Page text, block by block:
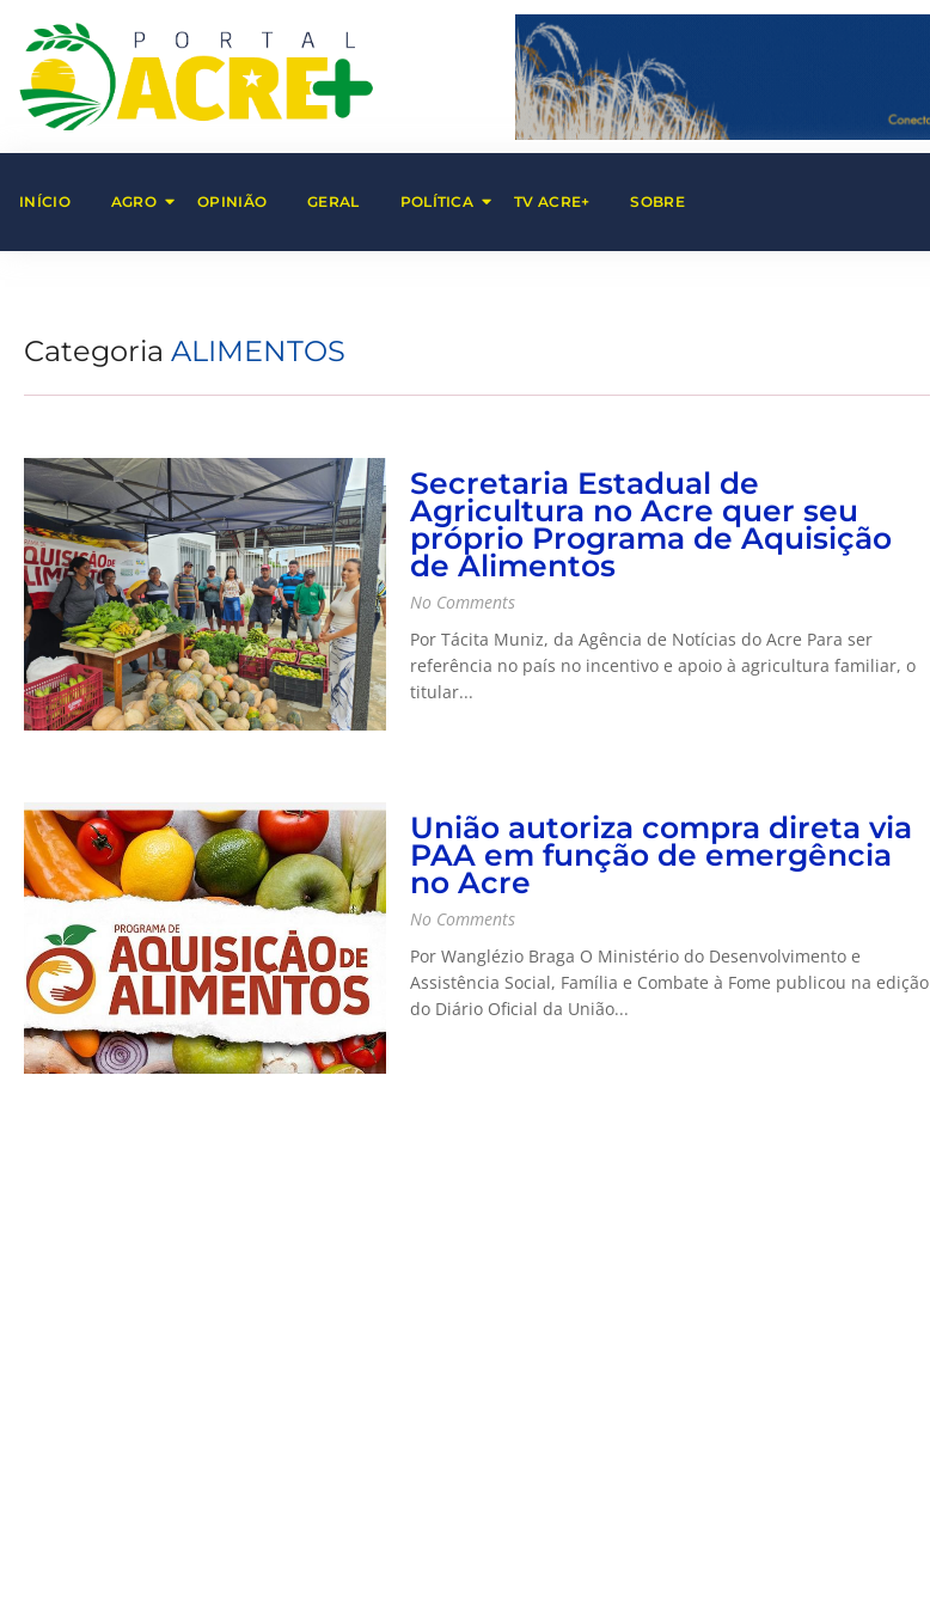
INÍCIO AGRO OPINIÃO GERAL POLÍTICA TV ACRE+ SOBRE
Categoria ALIMENTOS
Secretaria Estadual de
Agricultura no Acre quer seu
próprio Programa de Aquisição
de Alimentos
No Comments
Por Tácita Muniz, da Agência de Notícias do Acre Para ser
referência no país no incentivo e apoio à agricultura familiar, o
titular...
União autoriza compra direta via
PAA em função de emergência
no Acre
No Comments
Por Wanglézio Braga O Ministério do Desenvolvimento e
Assistência Social, Família e Combate à Fome publicou na edição
do Diário Oficial da União...